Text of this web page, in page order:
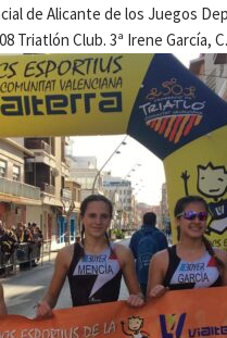
de Alicante de los Juegos
Triatlón Club. 3ª Irene García,